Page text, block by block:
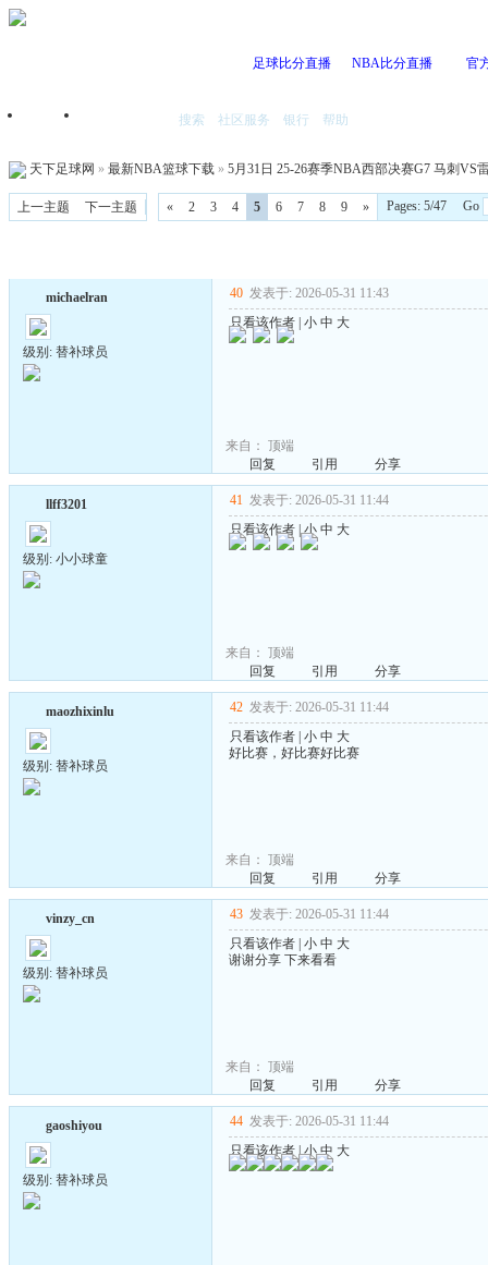
足球比分直播 NBA比分直播 官
首页 搜索 社区服务 银行 帮助
天下足球网 » 最新NBA篮球下载 » 5月31日 25-26赛季NBA西部决赛G7 马刺VS
上一主题 下一主题 « 2 3 4 5 6 7 8 9 » Pages: 5/47 Go
michaelran
级别: 替补球员
40 发表于: 2026-05-31 11:43
只看该作者 小 中 大
来自： 顶端
回复
引用 分享
llff3201
级别: 小小球童
41 发表于: 2026-05-31 11:44
只看该作者 |小 中 大
来自： 顶端
回复
引用 分享
maozhixinlu
级别: 替补球员
42 发表于: 2026-05-31 11:44
只看该作者 小 中 大
好比赛，好比赛好比赛
来自： 顶端
回复
引用 分享
vinzy_cn
级别: 替补球员
43 发表于: 2026-05-31 11:44
只看该作者 小 中 大
谢谢分享 下来看看
来自： 顶端
回复
引用 分享
gaoshiyou
级别: 替补球员
44 发表于: 2026-05-31 11:44
只看该作者 |小 中 大